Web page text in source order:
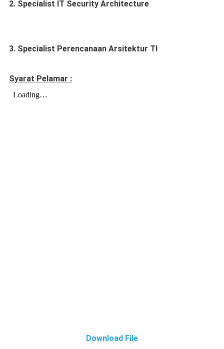
2. Specialist IT Security Architecture
3. Specialist Perencanaan Arsitektur TI
Syarat Pelamar :
Download File